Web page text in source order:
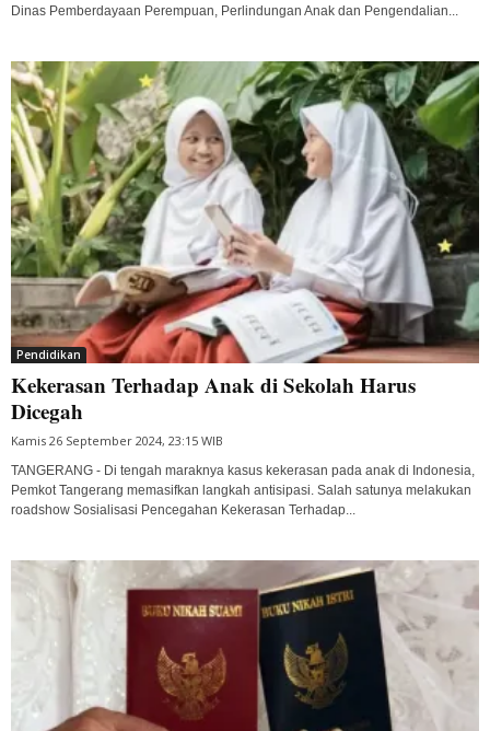
Dinas Pemberdayaan Perempuan, Perlindungan Anak dan Pengendalian...
Pendidikan
Kekerasan Terhadap Anak di Sekolah Harus
Dicegah
Kamis 26 September 2024, 23:15 WIB
TANGERANG - Di tengah maraknya kasus kekerasan pada anak di Indonesia,
Pemkot Tangerang memasifkan langkah antisipasi. Salah satunya melakukan
roadshow Sosialisasi Pencegahan Kekerasan Terhadap...